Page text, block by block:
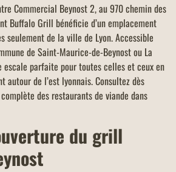
Commercial Beynost 2, au 970 chemin des
Buffalo Grill bénéficie d’un emplacement
seulement de la ville de Lyon. Accessible
de Saint-Maurice-de-Beynost ou La
escale parfaite pour toutes celles et ceux en
autour de l’est lyonnais. Consultez dès
des restaurants de viande dans
du grill